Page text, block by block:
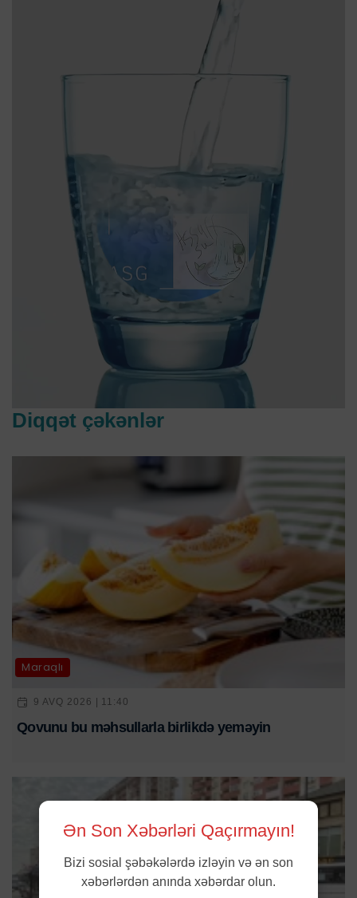
Diqqət çəkənlər
Maraqlı
9 AVQ 2026 | 11:40
Qovunu bu məhsullarla birlikdə yeməyin
Ən Son Xəbərləri Qaçırmayın!
Bizi sosial şəbəkələrdə izləyin və ən son
xəbərlərdən anında xəbərdar olun.